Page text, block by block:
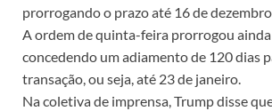
prorrogando o prazo até 16 de
A ordem de quinta-feira prorrogou ainda
concedendo um adiamento de 120 dias
transação, ou seja, até 23 de janeiro.
Na coletiva de imprensa, Trump disse